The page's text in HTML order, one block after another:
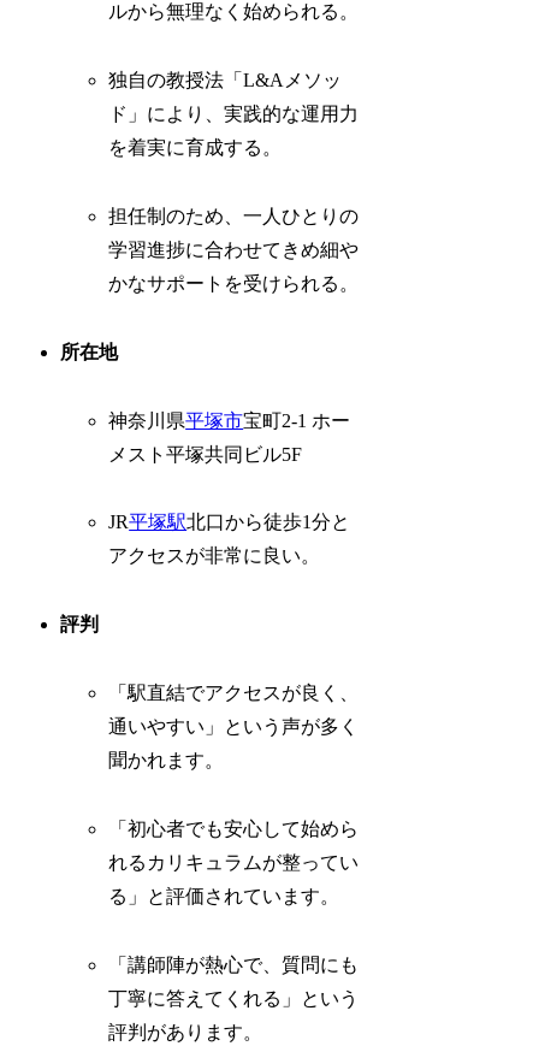
ルから無理なく始められる。
独自の教授法「L&Aメソッ
ド」により、実践的な運用力
を着実に育成する。
担任制のため、一人ひとりの
学習進捗に合わせてきめ細や
かなサポートを受けられる。
所在地
神奈川県平塚市宝町2-1 ホー
メスト平塚共同ビル5F
JR平塚駅北口から徒歩1分と
アクセスが非常に良い。
評判
「駅直結でアクセスが良く、
通いやすい」という声が多く
聞かれます。
「初心者でも安心して始めら
れるカリキュラムが整ってい
る」と評価されています。
「講師陣が熱心で、質問にも
丁寧に答えてくれる」という
評判があります。